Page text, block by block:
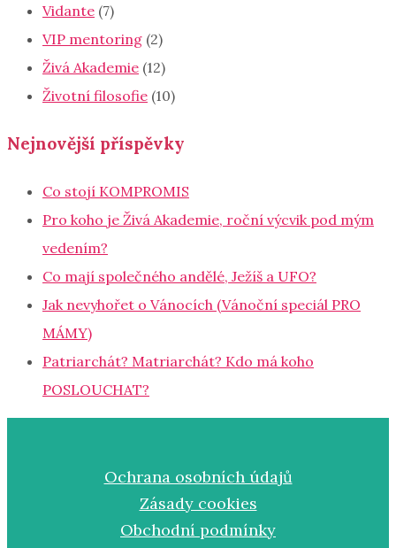
Vidante (7)
VIP mentoring (2)
Živá Akademie (12)
Životní filosofie (10)
Nejnovější příspěvky
Co stojí KOMPROMIS
Pro koho je Živá Akademie, roční výcvik pod mým
vedením?
Co mají společného andělé, Ježíš a UFO?
Jak nevyhořet o Vánocích (Vánoční speciál PRO
MÁMY)
Patriarchát? Matriarchát? Kdo má koho
POSLOUCHAT?
Ochrana osobních údajů
Zásady cookies
Obchodní podmínky